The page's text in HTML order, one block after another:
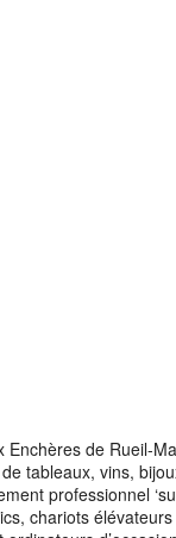
Enchères de Rueil-
de tableaux, vins,
professionnel
chariots